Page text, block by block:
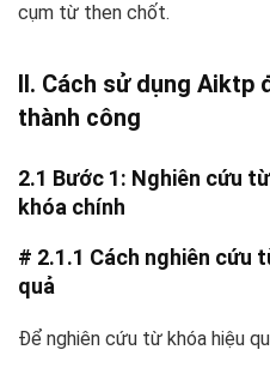
cụm từ then chốt.
II. Cách sử dụng Aiktp
thành công
2.1 Bước 1: Nghiên cứu
khóa chính
# 2.1.1 Cách nghiên cứu
quả
Để nghiên cứu từ khóa hiệu